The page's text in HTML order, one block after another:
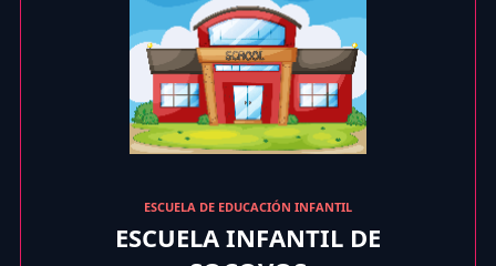
ESCUELA DE EDUCACIÓN INFANTIL
ESCUELA INFANTIL DE